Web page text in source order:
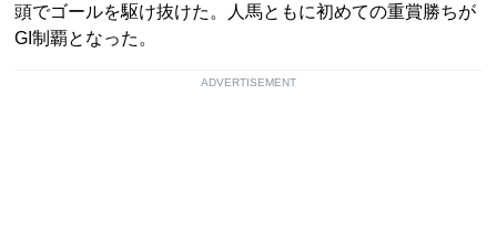
頭でゴールを駆け抜けた。人馬ともに初めての重賞勝ちが
GI制覇となった。
ADVERTISEMENT